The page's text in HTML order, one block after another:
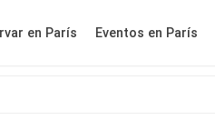
en París Eventos en París